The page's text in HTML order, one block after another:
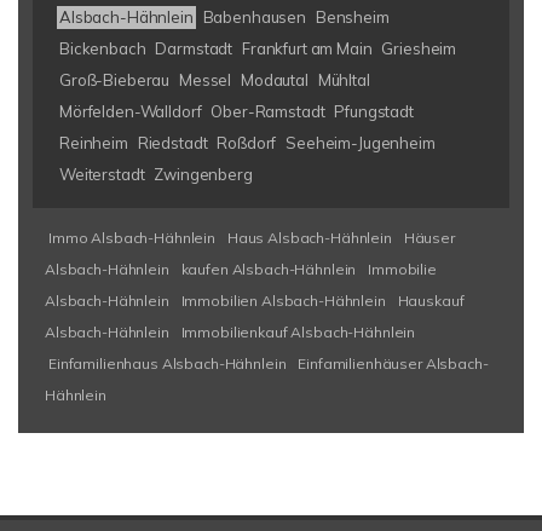
Alsbach-Hähnlein Babenhausen
Bensheim
Bickenbach Darmstadt Frankfurt am Main Griesheim
Groß-Bieberau
Messel Modautal
Mühltal
Mörfelden-Walldorf Ober-Ramstadt Pfungstadt
Reinheim
Riedstadt Roßdorf Seeheim-Jugenheim
Weiterstadt Zwingenberg
Immo Alsbach-Hähnlein Haus Alsbach-Hähnlein
Häuser
Alsbach-Hähnlein
kaufen Alsbach-Hähnlein
Immobilie
Alsbach-Hähnlein
Immobilien Alsbach-Hähnlein
Hauskauf
Alsbach-Hähnlein
Immobilienkauf Alsbach-Hähnlein
Einfamilienhaus Alsbach-Hähnlein
Einfamilienhäuser Alsbach-
Hähnlein